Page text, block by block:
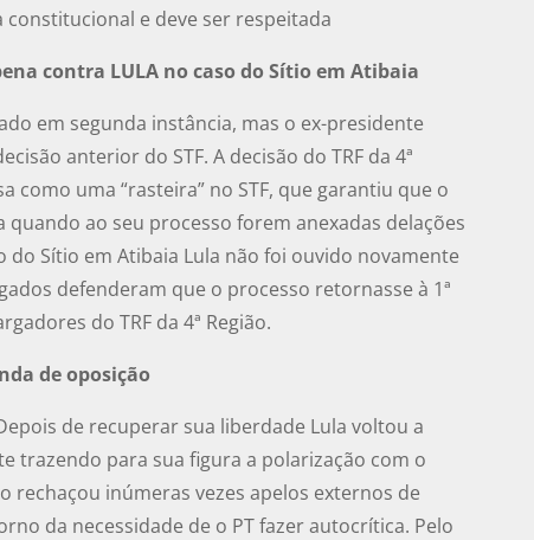
e deve ser respeitada
contra LULA no caso do Sítio em Atibaia
em segunda instância, mas o ex-presidente
anterior do STF. A decisão do TRF da 4ª
como uma “rasteira” no STF, que garantiu que o
ao seu processo forem anexadas delações
do Sítio em Atibaia Lula não foi ouvido novamente
defenderam que o processo retornasse à 1ª
do TRF da 4ª Região.
de oposição
de recuperar sua liberdade Lula voltou a
trazendo para sua figura a polarização com o
rechaçou inúmeras vezes apelos externos de
da necessidade de o PT fazer autocrítica. Pelo